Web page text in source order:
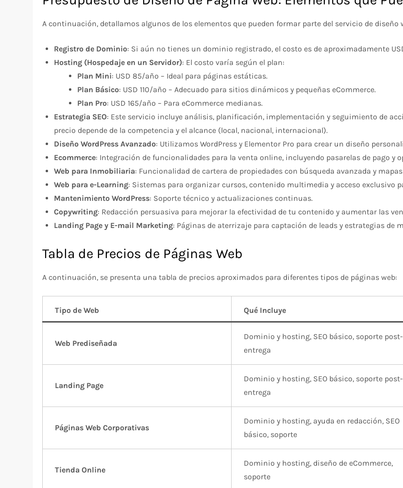
A continuación, detallamos algunos de los elementos que pueden formar parte del servicio de diseño
Registro de Dominio: Si aún no tienes un dominio registrado, el costo es de aproximadamente
Hosting (Hospedaje en un Servidor): El costo varía según el plan:
Plan Mini: USD 85/año – Ideal para páginas estáticas.
Plan Básico: USD 110/año – Adecuado para sitios dinámicos y pequeñas eCommerce.
Plan Pro: USD 165/año – Para eCommerce medianas.
Estrategia SEO: Este servicio incluye análisis, planificación, implementación y seguimiento de
precio depende de la competencia y el alcance (local, nacional, internacional).
Diseño WordPress Avanzado: Utilizamos WordPress y Elementor Pro para crear un diseño
Ecommerce: Integración de funcionalidades para la venta online, incluyendo pasarelas de pago y
Web para Inmobiliaria: Funcionalidad de cartera de propiedades con búsqueda avanzada y
Web para e-Learning: Sistemas para organizar cursos, contenido multimedia y acceso exclusivo
Mantenimiento WordPress: Soporte técnico y actualizaciones continuas.
Copywriting: Redacción persuasiva para mejorar la efectividad de tu contenido y aumentar las
Landing Page y E-mail Marketing: Páginas de aterrizaje para captación de leads y estrategias de
Tabla de Precios de Páginas Web
A continuación, se presenta una tabla de precios aproximados para diferentes tipos de páginas web:
Tipo de Web Qué Incluye
Web Prediseñada
Dominio y hosting, SEO básico, soporte post-
entrega
Landing Page
Dominio y hosting, SEO básico, soporte post-
entrega
Páginas Web Corporativas
Dominio y hosting, ayuda en redacción, SEO
básico, soporte
Tienda Online
Dominio y hosting, diseño de eCommerce,
soporte